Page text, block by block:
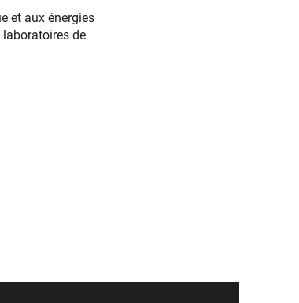
et aux énergies
laboratoires de